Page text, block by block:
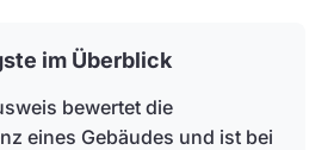
im Überblick
bewertet die
eines Gebäudes und ist bei